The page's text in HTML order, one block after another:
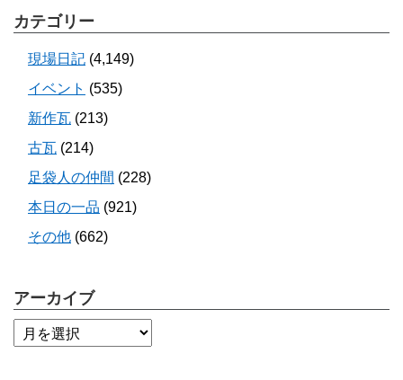
カテゴリー
現場日記 (4,149)
イベント (535)
新作瓦 (213)
古瓦 (214)
足袋人の仲間 (228)
本日の一品 (921)
その他 (662)
アーカイブ